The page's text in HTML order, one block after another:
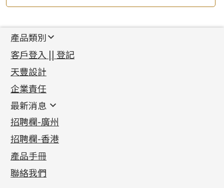
產品類別
新產品
足金系列
足金配件
機織鏈系列
珠仔鏈
镶口链
管狀網鏈
十字車花鏈系列
十字閃O鏈系列
十字錘打鏈系列
側身車花鏈系列
側身鏈系列
首飾配件
耳環類配件
卷迫系列
螺絲迫系列
梅花迫系列
平臺迫系列
綫拍系列
美拍系列
鏈類配件
動感車花吊墜
調節珠系列
生圈扣系列
龍蝦扣系列
鴨俐制系列
其他類配件
珠盤系列
袖口鈕系列
焊片及鐳射綫
空心車花管
珠類配件
無孔光身珠
空心光身珠
無孔批花珠
鑲口類
四爪頭系列
六爪頭系列
車花片
動感車花片
鑲口戒指
鑲口手鏈系列
首飾系列
手镯系列
戒指系列
空心耳環
空心车花管首饰链
空心手鐲系列
貴金屬原料
千足金
記憶金屬系列
記憶戒指
拉簧珠珠手鏈
記憶鈦手鐲
客戶登入 || 登記
天豐設計
企業責任
最新消息
最新消息
各項證書(2)
相片集(9)
展覽會資訊
最新產品資訊
招聘欄-廣州
招聘欄-香港
產品手冊
聯絡我們